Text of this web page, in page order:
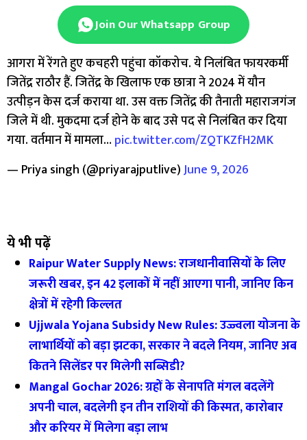
Join Our Whatsapp Group
आगरा में रेंगते हुए कचहरी पहुंचा कॉकरोच. ये निलंबित फायरकर्मी
जितेंद्र राठौर हैं. जितेंद्र के खिलाफ एक छात्रा ने 2024 में यौन
उत्पीड़न केस दर्ज कराया था. उस वक्त जितेंद्र की तैनाती महाराजगंज
जिले में थी. मुकदमा दर्ज होने के बाद उसे पद से निलंबित कर दिया
गया. वर्तमान में मामला… pic.twitter.com/ZQTKZfH2MK
— Priya singh (@priyarajputlive)June 9, 2026
ये भी पढ़ें
Raipur Water Supply News: राजधानीवासियों के लिए
जरूरी खबर, इन 42 इलाकों में नहीं आएगा पानी, जानिए किन
क्षेत्रों में रहेगी किल्लत
Ujjwala Yojana Subsidy New Rules: उज्ज्वला योजना के
लाभार्थियों को बड़ा झटका, सरकार ने बदले नियम, जानिए अब
कितने सिलेंडर पर मिलेगी सब्सिडी?
Mangal Gochar 2026: ग्रहों के सेनापति मंगल बदलेंगे
अपनी चाल, बदलेगी इन तीन राशियों की किस्मत, कारोबार
और करियर में मिलेगा बड़ा लाभ